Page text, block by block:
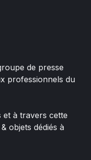
de presse
professionnels du
et à travers cette
objets dédiés à